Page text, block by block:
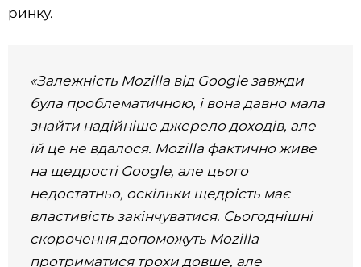
ринку.
«Залежність Mozilla від Google завжди
була проблематичною, і вона давно мала
знайти надійніше джерело доходів, але
їй це не вдалося. Mozilla фактично живе
на щедрості Google, але цього
недостатньо, оскільки щедрість має
властивість закінчуватися. Сьогоднішні
скорочення допоможуть Mozilla
протриматися трохи довше, але